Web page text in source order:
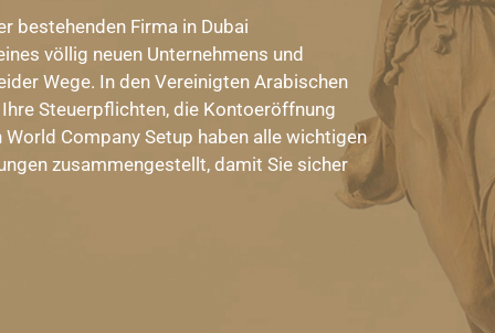
bestehenden Firma in Dubai
völlig neuen Unternehmens und
Wege. In den Vereinigten Arabischen
Steuerpflichten, die Kontoeröffnung
Company Setup haben alle wichtigen
zusammengestellt, damit Sie sicher